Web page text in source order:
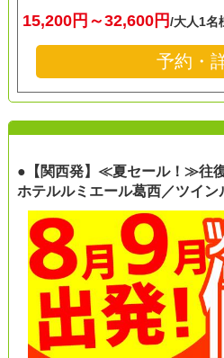
15,200円～32,600円/大人1名
予約・
●【関西発】≪夏セール！≫往
ホテルルミエール葛西／ツイン